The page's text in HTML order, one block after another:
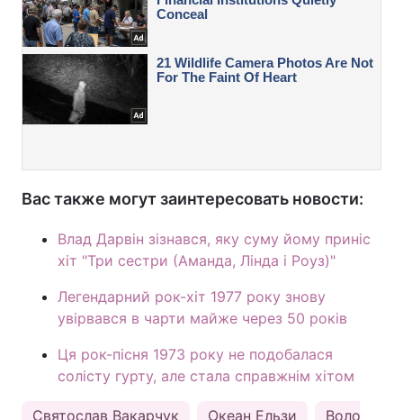
Вас также могут заинтересовать новости:
Влад Дарвін зізнався, яку суму йому приніс
хіт "Три сестри (Аманда, Лінда і Роуз)"
Легендарний рок-хіт 1977 року знову
увірвався в чарти майже через 50 років
Ця рок-пісня 1973 року не подобалася
солісту гурту, але стала справжнім хітом
Святослав Вакарчук Океан Ельзи